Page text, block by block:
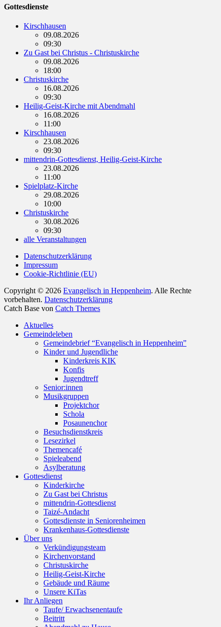
Gottesdienste
Kirschhausen
09.08.2026
09:30
Zu Gast bei Christus - Christuskirche
09.08.2026
18:00
Christuskirche
16.08.2026
09:30
Heilig-Geist-Kirche mit Abendmahl
16.08.2026
11:00
Kirschhausen
23.08.2026
09:30
mittendrin-Gottesdienst, Heilig-Geist-Kirche
23.08.2026
11:00
Spielplatz-Kirche
29.08.2026
10:00
Christuskirche
30.08.2026
09:30
alle Veranstaltungen
Datenschutzerklärung
Impressum
Cookie-Richtlinie (EU)
Copyright © 2026 Evangelisch in Heppenheim. Alle Rechte
vorbehalten. Datenschutzerklärung
Catch Base von Catch Themes
oben
scrollen
Aktuelles
Gemeindeleben
Gemeindebrief “Evangelisch in Heppenheim”
Kinder und Jugendliche
Kinderkreis KIK
Konfis
Jugendtreff
Senior:innen
Musikgruppen
Projektchor
Schola
Posaunenchor
Besuchsdienstkreis
Lesezirkel
Themencafé
Spieleabend
Asylberatung
Gottesdienst
Kinderkirche
Zu Gast bei Christus
mittendrin-Gottesdienst
Taizé-Andacht
Gottesdienste in Seniorenheimen
Krankenhaus-Gottesdienste
Über uns
Verkündigungsteam
Kirchenvorstand
Christuskirche
Heilig-Geist-Kirche
Gebäude und Räume
Unsere KiTas
Ihr Anliegen
Taufe/ Erwachsenentaufe
Beitritt